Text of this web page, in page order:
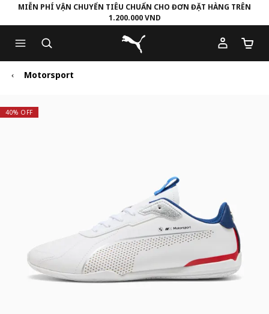
to
Main
content
to
Footer
Content
MIỄN PHÍ VẬN CHUYỂN TIÊU CHUẨN CHO ĐƠN ĐẶT HÀNG TRÊN
1.200.000 VND
Puma Trang chủ
Số
Motorsport
40% OFF